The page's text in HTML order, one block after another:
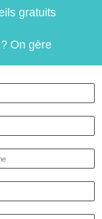
gratuits
On gère